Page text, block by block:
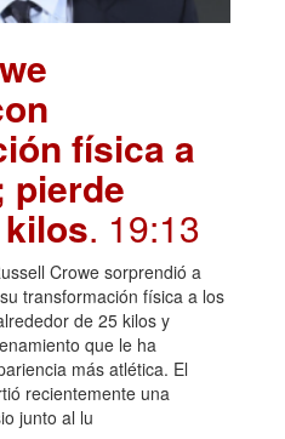
física a
pierde
. 19:13
Crowe sorprendió a
transformación física a los
de 25 kilos y
que le ha
más atlética. El
recientemente una
junto al lu